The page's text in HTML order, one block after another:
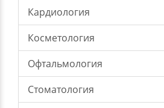
Кардиология
Косметология
Офтальмология
Стоматология